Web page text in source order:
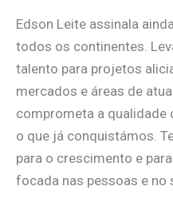
Edson Leite assinala
todos os continentes.
talento para projetos
mercados e áreas de
comprometa a qualidade
o que já conquistámos.
para o crescimento e
focada nas pessoas e no